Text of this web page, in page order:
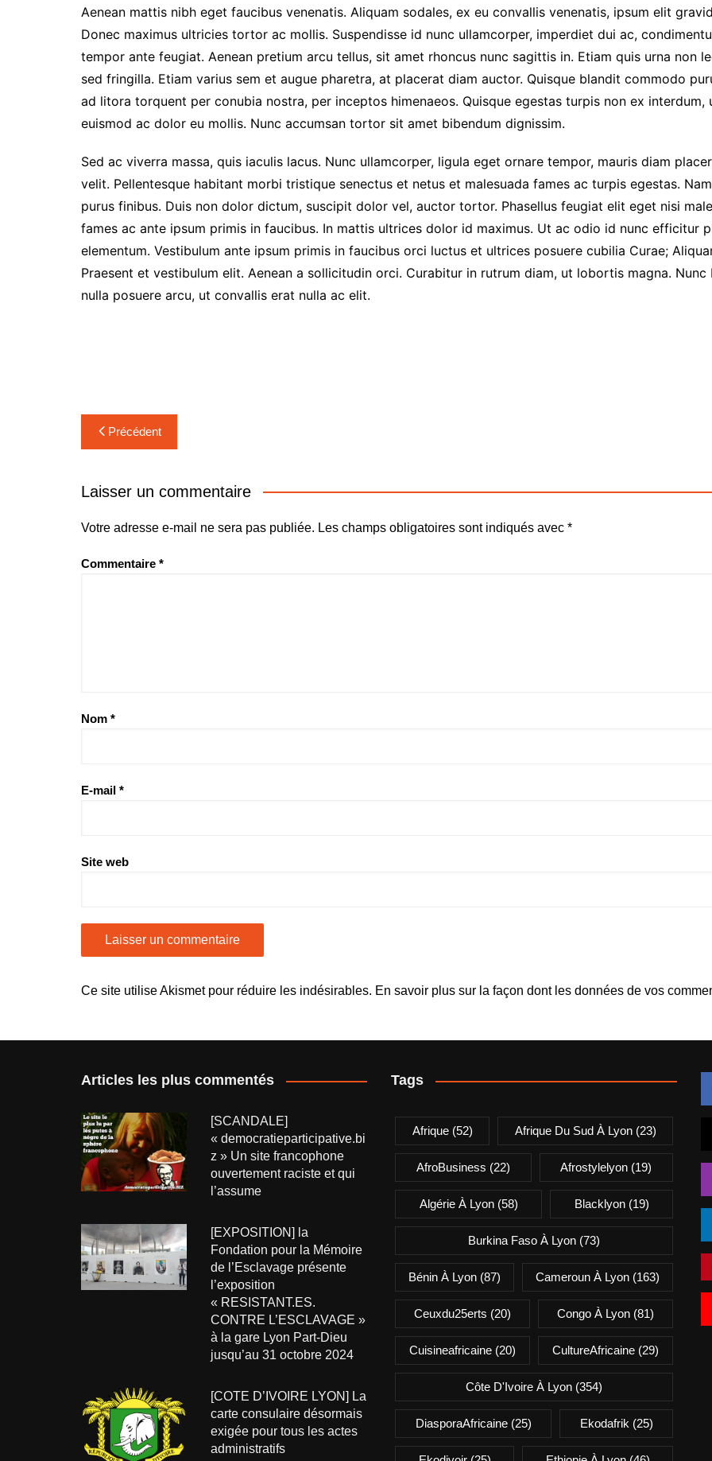
Aenean mattis nibh eget faucibus venenatis. Aliquam sodales, ex eu convallis venenatis, ipsum elit
Donec maximus ultricies tortor ac mollis. Suspendisse id nunc ullamcorper, imperdiet dui ac,
tempor ante feugiat. Aenean pretium arcu tellus, sit amet rhoncus nunc sagittis in. Etiam quis urna non
sed fringilla. Etiam varius sem et augue pharetra, at placerat diam auctor. Quisque blandit commodo
ad litora torquent per conubia nostra, per inceptos himenaeos. Quisque egestas turpis non ex interdum,
euismod ac dolor eu mollis. Nunc accumsan tortor sit amet bibendum dignissim.
Sed ac viverra massa, quis iaculis lacus. Nunc ullamcorper, ligula eget ornare tempor, mauris diam
velit. Pellentesque habitant morbi tristique senectus et netus et malesuada fames ac turpis egestas.
purus finibus. Duis non dolor dictum, suscipit dolor vel, auctor tortor. Phasellus feugiat elit eget nisi
fames ac ante ipsum primis in faucibus. In mattis ultrices dolor id maximus. Ut ac odio id nunc efficitur
elementum. Vestibulum ante ipsum primis in faucibus orci luctus et ultrices posuere cubilia Curae;
Praesent et vestibulum elit. Aenean a sollicitudin orci. Curabitur in rutrum diam, ut lobortis magna.
nulla posuere arcu, ut convallis erat nulla ac elit.
Navigation
de
l’article
Précédent
Laisser un commentaire
Votre adresse e-mail ne sera pas publiée. Les champs obligatoires sont indiqués avec *
Commentaire *
Nom *
E-mail *
Site web
Ce site utilise Akismet pour réduire les indésirables. En savoir plus sur la façon dont les données de vos
Articles les plus commentés
[SCANDALE]
« democratieparticipative.bi
z » Un site francophone
ouvertement raciste et qui
l’assume
[EXPOSITION] la
Fondation pour la Mémoire
de l’Esclavage présente
l’exposition
« RESISTANT.ES.
CONTRE L’ESCLAVAGE »
à la gare Lyon Part-Dieu
jusqu’au 31 octobre 2024
[COTE D’IVOIRE LYON] La
carte consulaire désormais
exigée pour tous les actes
administratifs
Tags
Afrique(52) Afrique Du Sud À Lyon(23)
AfroBusiness (22) Afrostylelyon (19)
Algérie À Lyon(58) Blacklyon(19)
Burkina Faso À Lyon (73)
Bénin À Lyon (87) Cameroun À Lyon (163)
Ceuxdu25erts (20) Congo À Lyon (81)
Cuisineafricaine (20) CultureAfricaine (29)
Côte D'Ivoire À Lyon (354)
DiasporaAfricaine(25) Ekodafrik (25)